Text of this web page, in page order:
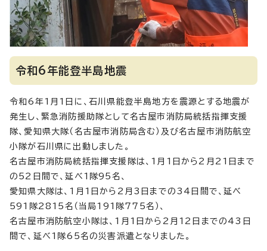
令和6年能登半島地震
令和6年1月1日に、石川県能登半島地方を震源とする地震が
発生し、緊急消防援助隊として名古屋市消防局統括指揮支援
隊、愛知県大隊（名古屋市消防局含む）及び名古屋市消防航空
小隊が石川県に出動しました。
名古屋市消防局統括指揮支援隊は、1月1日から2月21日まで
の52日間で、延べ1隊95名、
愛知県大隊は、1月1日から2月3日までの34日間で、延べ
591隊2815名（当局191隊775名）、
名古屋市消防航空小隊は、1月1日から2月12日までの43日
間で、延べ1隊65名の災害派遣となりました。